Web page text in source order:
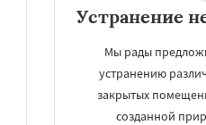
Устранение
Мы рады
устранению
закрытых
созданной